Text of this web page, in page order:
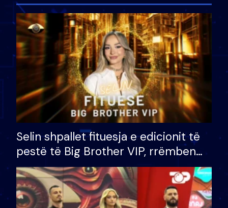
Selin shpallet fituesja e edicionit të
pestë të Big Brother VIP, rrëmben
çmimin e madh prej 100 mijë eurosh